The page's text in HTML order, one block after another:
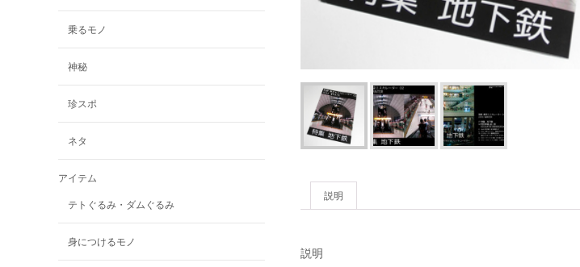
説明
説明
乗るモノ
神秘
珍スポ
ネタ
アイテム
テトぐるみ・ダムぐるみ
身につけるモノ